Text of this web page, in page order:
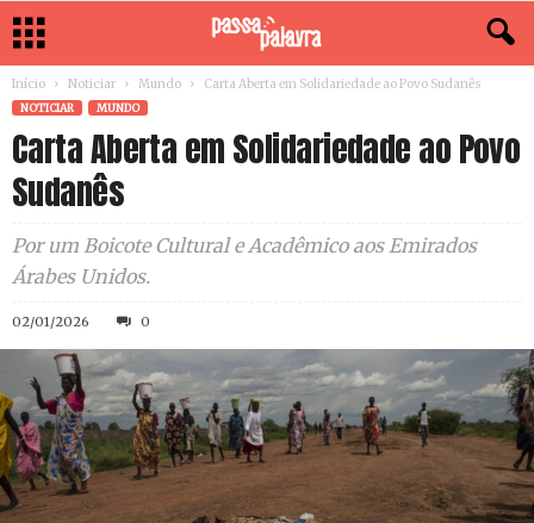
Início Noticiar Mundo Carta Aberta em Solidariedade ao Povo Sudanês
NOTICIAR MUNDO
Carta Aberta em Solidariedade ao Povo
Sudanês
Por um Boicote Cultural e Acadêmico aos Emirados
Árabes Unidos.
02/01/2026 0